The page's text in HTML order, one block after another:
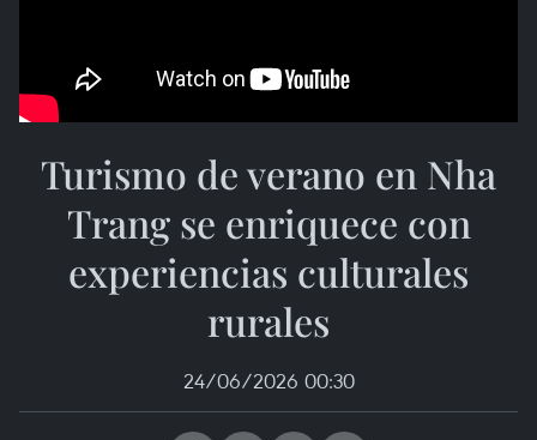
Turismo de verano en Nha
Trang se enriquece con
experiencias culturales
rurales
24/06/2026 00:30